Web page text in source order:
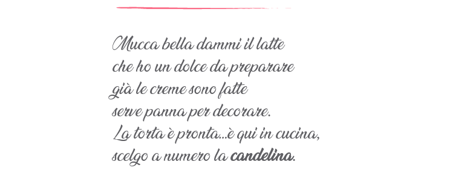
Mucca bella dammi il latte
che ho un dolce da preparare
già le creme sono fatte
serve panna per decorare.
La torta è pronta…è qui in cucina,
scelgo a numero lacandelina.